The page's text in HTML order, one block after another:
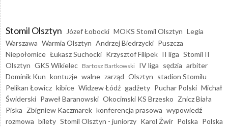
Stomil Olsztyn Józef Łobocki MOKS Stomil Olsztyn Legia
Warszawa Warmia Olsztyn Andrzej Biedrzycki Puszcza
Niepołomice Łukasz Suchocki Krzysztof Filipek II liga Stomil II
Olsztyn GKS Wikielec Bartosz Bartkowski IV liga sędzia arbiter
Dominik Kun kontuzje walne zarząd Olsztyn stadion Stomilu
Pelikan Łowicz kibice Widzew Łódź gadżety Puchar Polski Michał
Świderski Paweł Baranowski Okocimski KS Brzesko Znicz Biała
Piska Zbigniew Kaczmarek konferencja prasowa wypowiedź
rozmowa bilety Stomil Olsztyn - juniorzy Karol Żwir Polska Polska